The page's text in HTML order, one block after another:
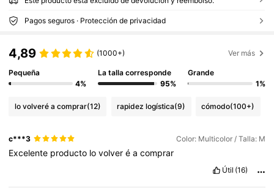
Pagos seguros · Protección de privacidad
4,89 (1000+) Ver más
Pequeña
4%
La talla corresponde
95%
Grande
1%
lo volveré a comprar(12) rapidez logística(9) cómodo(100+)
c***3 Color: Multicolor / Talla: M
Excelente producto lovolveréacomprar
Útil (16)